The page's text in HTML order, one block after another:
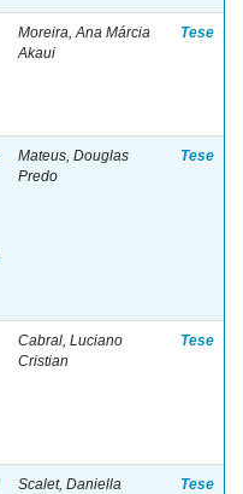
Moreira, Ana Márcia
Akaui
Tese
Mateus, Douglas
Predo
Tese
Cabral, Luciano
Cristian
Tese
Scalet, Daniella
Tese